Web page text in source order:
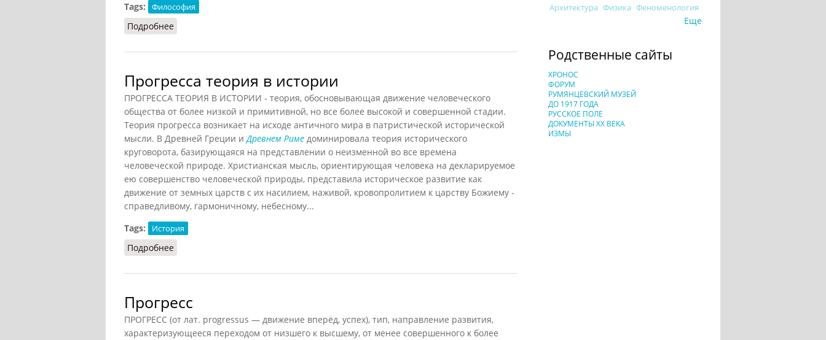
Tags:
Философия
Подробнее
Прогресса теория в истории
ПРОГРЕССА ТЕОРИЯ В ИСТОРИИ - теория, обосновывающая движение человеческого
общества от более низкой и примитивной, но все более высокой и совершенной стадии.
Теория прогресса возникает на исходе античного мира в патристической исторической
мысли. В Древней Греции иДревнем Риме доминировала теория исторического
круговорота, базирующаяся на представлении о неизменной во все времена
человеческой природе. Христианская мысль, ориентирующая человека на декларируемое
ею совершенство человеческой природы, представила историческое развитие как
движение от земных царств с их насилием, наживой, кровопролитием к царству Божиему -
справедливому, гармоничному, небесному...
Tags:
История
Подробнее
Прогресс
ПРОГРЕСС (от лат. progressus — движение вперёд, успех), тип, направление развития,
характеризующееся переходом от низшего к высшему, от менее совершенного к более
Архитектура Физика Феноменология
Еще
Родственные сайты
ХРОНОС
ФОРУМ
РУМЯНЦЕВСКИЙ МУЗЕЙ
ДО 1917 ГОДА
РУССКОЕ ПОЛЕ
ДОКУМЕНТЫ XX ВЕКА
ИЗМЫ